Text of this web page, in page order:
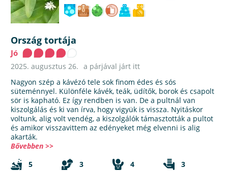
Ország tortája
Jó
2025. augusztus 26. a párjával járt itt
Nagyon szép a kávézó tele sok finom édes és sós
süteménnyel. Különféle kávék, teák, üdítők, borok és csapolt
sör is kapható. Ez így rendben is van. De a pultnál van
kiszolgálás és ki van írva, hogy vigyük is vissza. Nyitáskor
voltunk, alig volt vendég, a kiszolgálók támasztották a pultot
és amikor visszavittem az edényeket még elvenni is alig
akarták.
Bővebben >>
5
3 4
3